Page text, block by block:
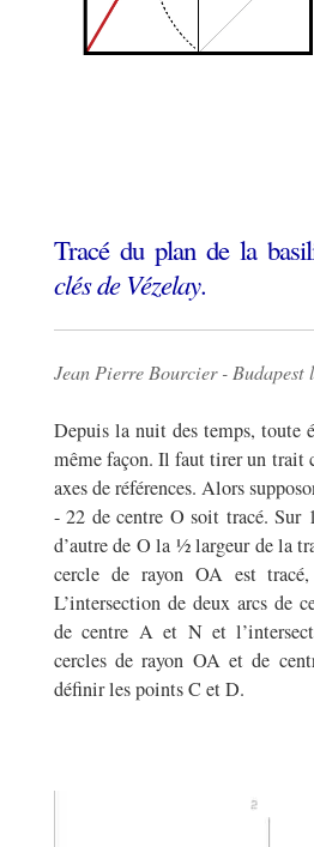
Tracé du plan de la
clés de Vézelay.
Jean Pierre Bourcier -
Depuis la nuit des temps, toute
même façon. Il faut tirer un trait
axes de références. Alors
- 22 de centre O soit tracé. Sur
d’autre de O la ½ largeur de la
cercle de rayon OA est
L’intersection de deux arcs de
de centre A et N et
cercles de rayon OA et de
définir les points C et D.